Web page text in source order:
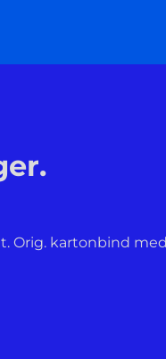
Orig. kartonbind